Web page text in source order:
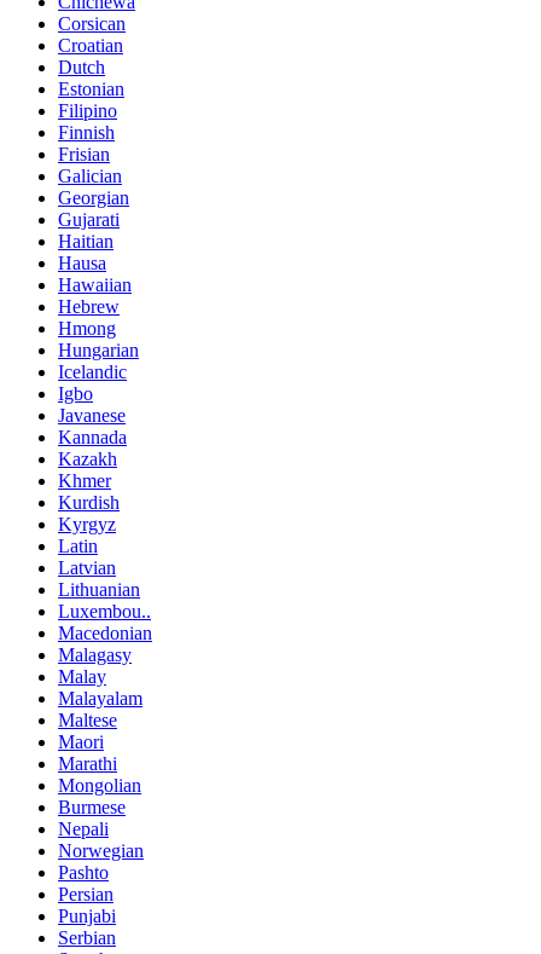
Corsican
Croatian
Dutch
Estonian
Filipino
Finnish
Frisian
Galician
Georgian
Gujarati
Haitian
Hausa
Hawaiian
Hebrew
Hmong
Hungarian
Icelandic
Igbo
Javanese
Kannada
Kazakh
Khmer
Kurdish
Kyrgyz
Latin
Latvian
Lithuanian
Luxembou..
Macedonian
Malagasy
Malay
Malayalam
Maltese
Maori
Marathi
Mongolian
Burmese
Nepali
Norwegian
Pashto
Persian
Punjabi
Serbian